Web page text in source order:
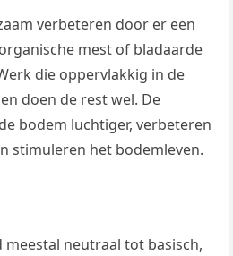
verbeteren door er een
mest of bladaarde
die oppervlakkig in de
doen de rest wel. De
bodem luchtiger, verbeteren
stimuleren het bodemleven.
neutraal tot basisch,